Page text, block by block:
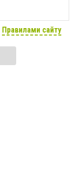
Правилами сайту